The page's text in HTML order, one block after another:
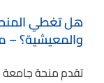
هل تغطي
والمعيشية؟ –
تقدم منحة جامعة